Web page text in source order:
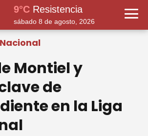
9°C Resistencia
sábado 8 de agosto, 2026
Montiel y
de
en la Liga